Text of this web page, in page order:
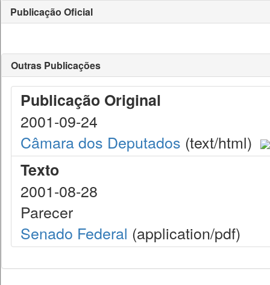
Publicação Oficial
Outras Publicações
Publicação Original
2001-09-24
Câmara dos Deputados (text/html)
Texto
2001-08-28
Parecer
Senado Federal (application/pdf)